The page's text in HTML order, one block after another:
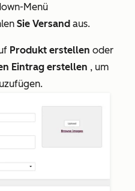
Menü
Sie Versand aus.
Produkt erstellen oder
Eintrag erstellen , um